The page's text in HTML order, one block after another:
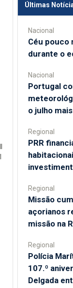
Últimas
Nacional
Céu pouco
durante o
Nacional
Portugal
o julho
Regional
PRR
Regional
Missão
açorianos
missão na
Regional
Polícia
107.º
Delgada